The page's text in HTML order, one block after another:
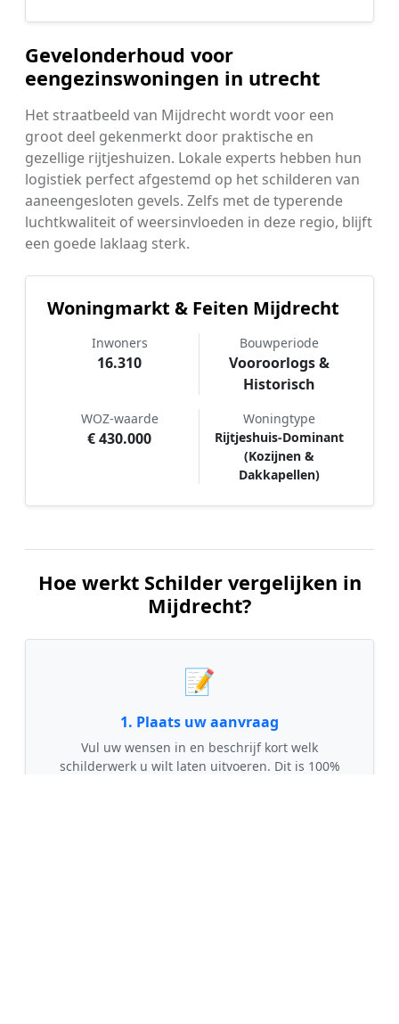
Gevelonderhoud voor
eengezinswoningen in utrecht
Het straatbeeld van Mijdrecht wordt voor een
groot deel gekenmerkt door praktische en
gezellige rijtjeshuizen. Lokale experts hebben hun
logistiek perfect afgestemd op het schilderen van
aaneengesloten gevels. Zelfs met de typerende
luchtkwaliteit of weersinvloeden in deze regio, blijft
een goede laklaag sterk.
Woningmarkt & Feiten Mijdrecht
Inwoners
16.310
Bouwperiode
Vooroorlogs &
Historisch
WOZ-waarde
€ 430.000
Woningtype
Rijtjeshuis-Dominant
(Kozijnen &
Dakkapellen)
Hoe werkt Schilder vergelijken in
Mijdrecht?
📝
1. Plaats uw aanvraag
Vul uw wensen in en beschrijf kort welk
schilderwerk u wilt laten uitvoeren. Dit is 100%